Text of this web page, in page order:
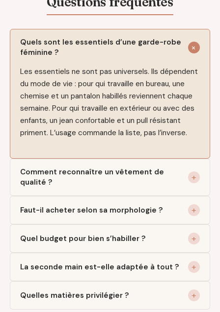
Quels sont les essentiels d’une garde-robe
féminine ?
Les essentiels ne sont pas universels. Ils dépendent
du mode de vie : pour qui travaille en bureau, une
chemise et un pantalon habillés reviennent chaque
semaine. Pour qui travaille en extérieur ou avec des
enfants, un jean confortable et un pull résistant
priment. L’usage commande la liste, pas l’inverse.
Comment reconnaître un vêtement de
qualité ?
Faut-il acheter selon sa morphologie ?
Quel budget pour bien s’habiller ?
La seconde main est-elle adaptée à tout ?
Quelles matières privilégier ?